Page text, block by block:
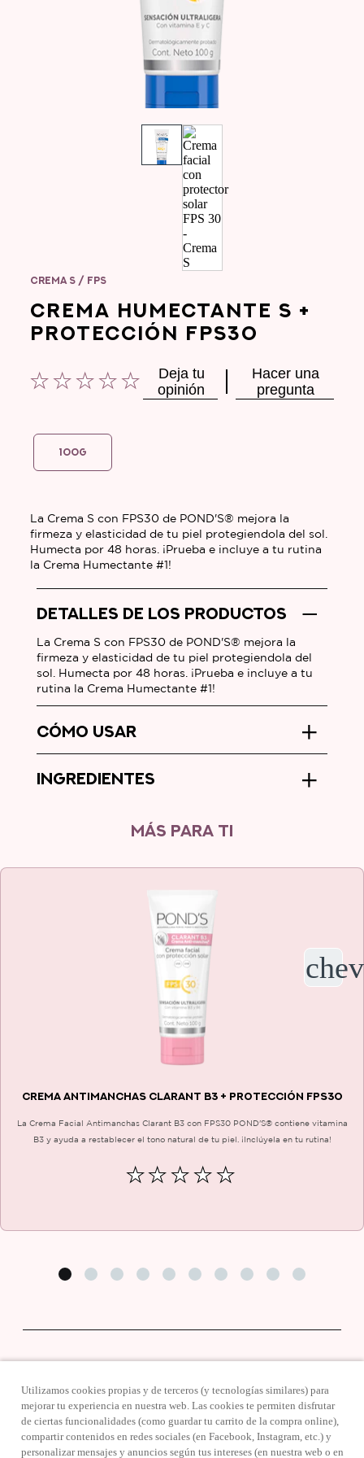
CREMA S / FPS
CREMA HUMECTANTE S +
PROTECCIÓN FPS30
No
han
enviado
calificaciones
este
product
Deja tu
opinión
Hacer una
pregunta
100G
La Crema S con FPS30 de POND'S® mejora la
firmeza y elasticidad de tu piel protegiendola del sol.
Humecta por 48 horas. ¡Prueba e incluye a tu rutina
la Crema Humectante #1!
DETALLES DE LOS PRODUCTOS
La Crema S con FPS30 de POND'S® mejora la
firmeza y elasticidad de tu piel protegiendola del
sol. Humecta por 48 horas. ¡Prueba e incluye a tu
rutina la Crema Humectante #1!
CÓMO USAR
INGREDIENTES
MÁS PARA TI
CREMA ANTIMANCHAS CLARANT B3 + PROTECCIÓN FPS30
La Crema Facial Antimanchas Clarant B3 con FPS30 POND'S® contiene vitamina
B3 y ayuda a restablecer el tono natural de tu piel. ¡Inclúyela en tu rutina!
No
enviado
para
Utilizamos cookies propias y de terceros (y tecnologías similares) para
mejorar tu experiencia en nuestra web. Las cookies te permiten disfrutar
de ciertas funcionalidades (como guardar tu carrito de la compra online),
compartir contenidos en redes sociales (en Facebook, Instagram, etc.) y
personalizar mensajes y anuncios según tus intereses (en nuestra web o en